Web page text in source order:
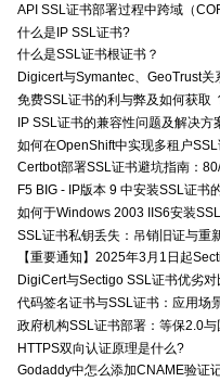
API SSL证书部署过程中跨域（
什么是IP SSL证书?
什么是SSL证书根证书？
Digicert与Symantec、GeoTrust关
免费SSL证书的利与弊及如何获取
IP SSL证书的兼容性问题及解决方
如何在OpenShift中实现多租户
F5 BIG - IP版本 9 中安装SSL证书
如何于Windows 2003 IIS6安装
SSL证书私钥丢失：吊销旧证与重
【重要通知】2025年3月1日起
DigiCert与Sectigo SSL证书优劣对
代码签名证书与SSL证书：应用场
政府机构SSL证书部署：等保2.0
HTTPS双向认证原理是什么?
Godaddy中怎么添加CNAME验证